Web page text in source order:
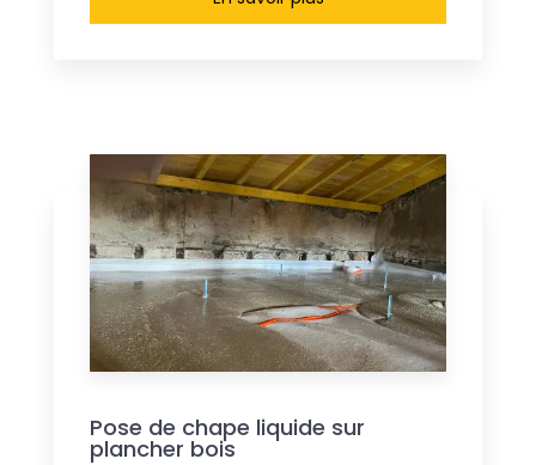
Pose de chape liquide sur
plancher bois